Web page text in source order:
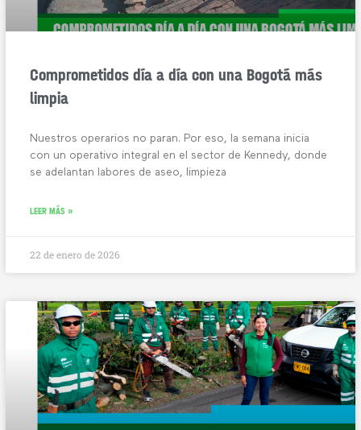
Comprometidos día a día con una Bogotá más
limpia
Nuestros operarios no paran. Por eso, la semana inicia
con un operativo integral en el sector de Kennedy, donde
se adelantan labores de aseo, limpieza
LEER MÁS »
22 de enero de 2026